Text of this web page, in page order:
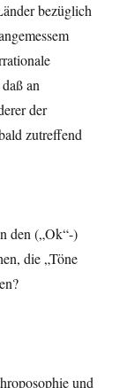
bezüglich
an
der
zutreffend
den („Ok“-)
die „Töne
und